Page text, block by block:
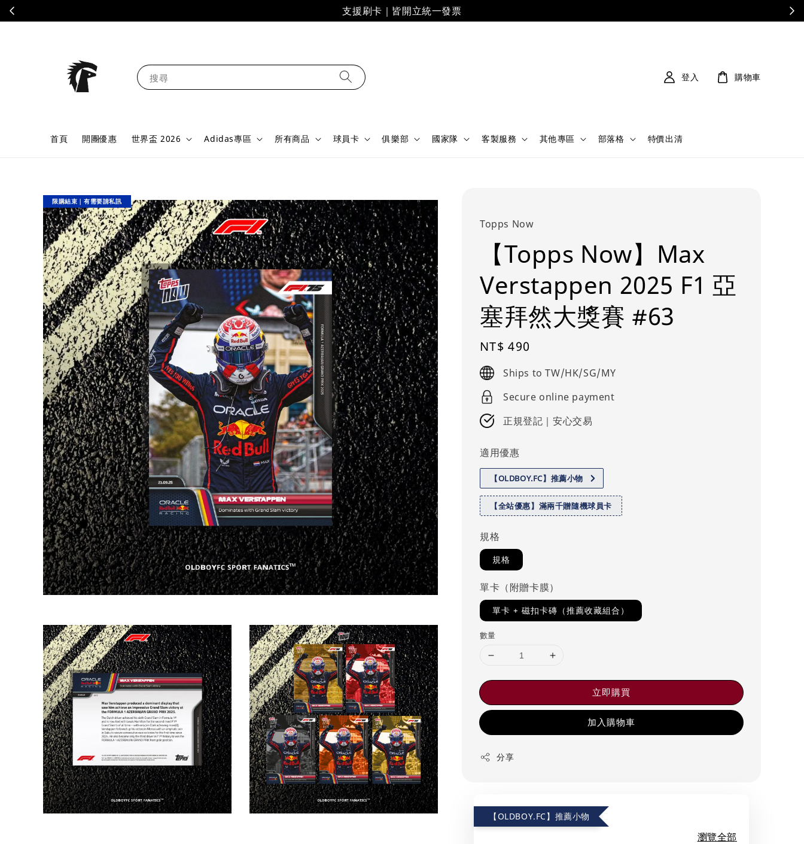
支援刷卡｜皆開立統一發票
搜尋
首頁 開團優惠 世界盃 2026 Adidas專區 所有商品 球員卡 俱樂部 國家隊 客製服務 其他專區 部落格 特價出清
登入 購物車
限購結束｜有需要請私訊
Topps Now
【Topps Now】Max
Verstappen 2025 F1 亞
塞拜然大獎賽 #63
Regular
price
NT$ 490
Ships to TW/HK/SG/MY
Secure online payment
正規登記｜安心交易
適用優惠
【OLDBOY.FC】推薦小物
【全站優惠】滿兩千贈隨機球員卡
規格
規格
單卡（附贈卡膜）
單卡 + 磁扣卡磚（推薦收藏組合）
數量
立即購買
加入購物車
分享
【OLDBOY.FC】推薦小物
瀏覽全部